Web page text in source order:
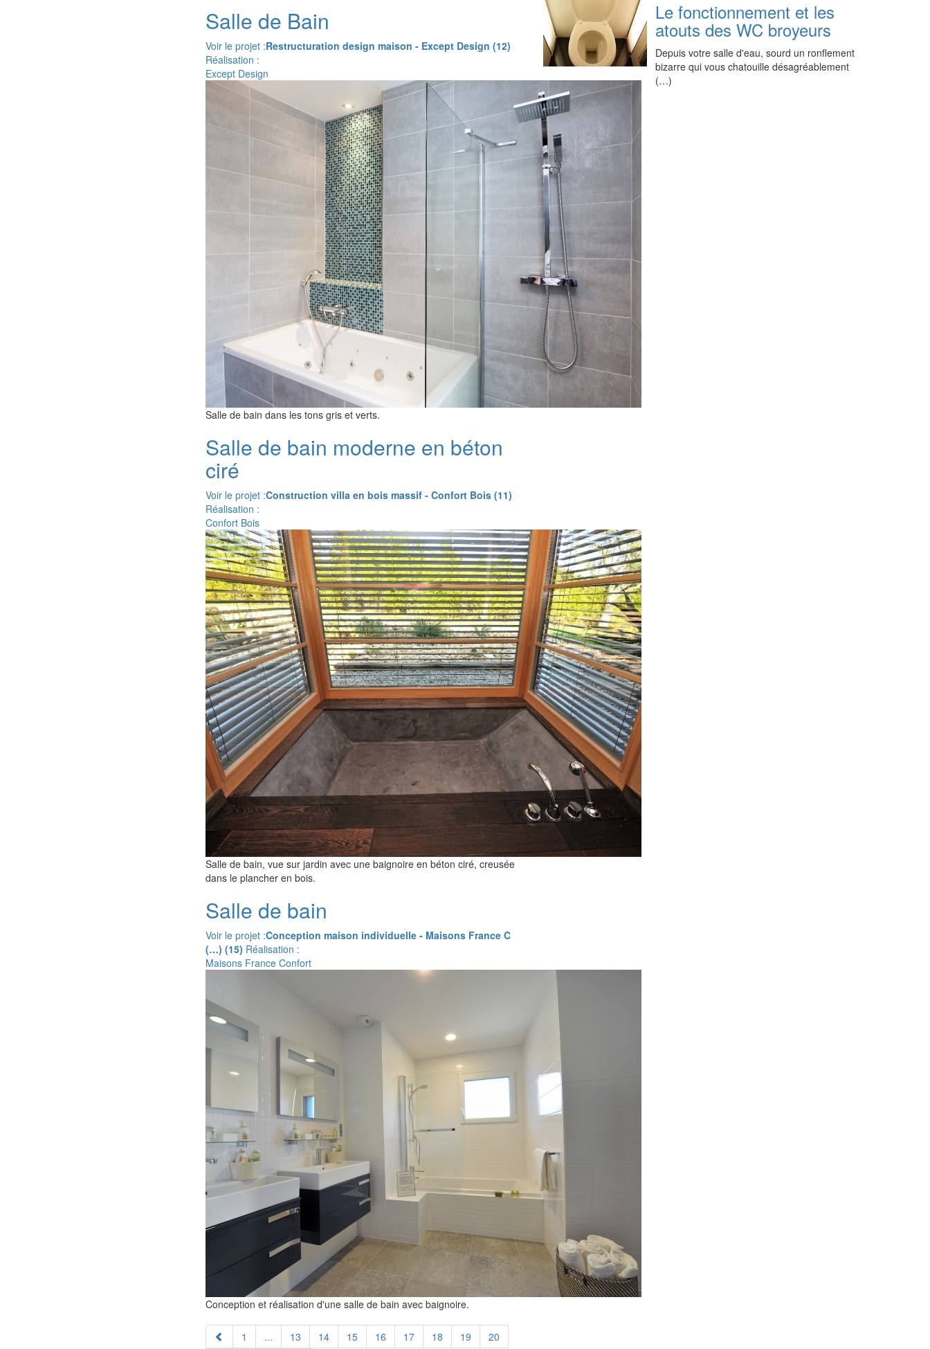
Salle de Bain
Voir le projet :Restructuration design maison - Except Design (12)
Réalisation :
Except Design
Salle de bain dans les tons gris et verts.
Salle de bain moderne en béton
ciré
Voir le projet :Construction villa en bois massif - Confort Bois (11)
Réalisation :
Confort Bois
Salle de bain, vue sur jardin avec une baignoire en béton ciré, creusée
dans le plancher en bois.
Salle de bain
Voir le projet :Conception maison individuelle - Maisons France C
(…) (15) Réalisation :
Maisons France Confort
Conception et réalisation d'une salle de bain avec baignoire.
1 ... 13 14 15 16 17 18 19 20
Le fonctionnement et les
atouts des WC broyeurs
Depuis votre salle d'eau, sourd un ronflement
bizarre qui vous chatouille désagréablement
(…)